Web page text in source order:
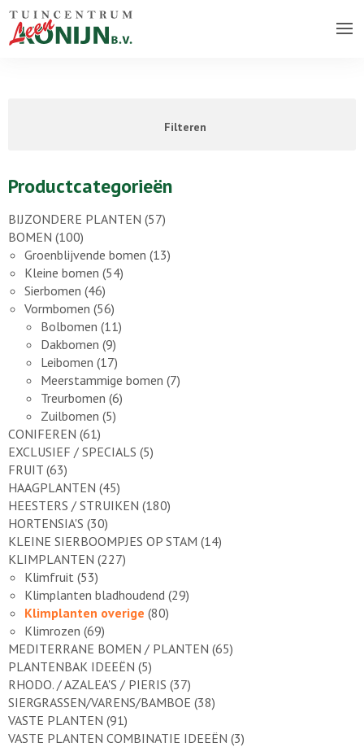
Filteren
Productcategorieën
BIJZONDERE PLANTEN (57)
BOMEN (100)
Groenblijvende bomen (13)
Kleine bomen (54)
Sierbomen (46)
Vormbomen (56)
Bolbomen (11)
Dakbomen (9)
Leibomen (17)
Meerstammige bomen (7)
Treurbomen (6)
Zuilbomen (5)
CONIFEREN (61)
EXCLUSIEF / SPECIALS (5)
FRUIT (63)
HAAGPLANTEN (45)
HEESTERS / STRUIKEN (180)
HORTENSIA'S (30)
KLEINE SIERBOOMPJES OP STAM (14)
KLIMPLANTEN (227)
Klimfruit (53)
Klimplanten bladhoudend (29)
Klimplanten overige (80)
Klimrozen (69)
MEDITERRANE BOMEN / PLANTEN (65)
PLANTENBAK IDEEËN (5)
RHODO. / AZALEA'S / PIERIS (37)
SIERGRASSEN/VARENS/BAMBOE (38)
VASTE PLANTEN (91)
VASTE PLANTEN COMBINATIE IDEEËN (3)